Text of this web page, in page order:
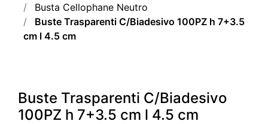
Busta Cellophane Neutro
Buste Trasparenti C/Biadesivo 100PZ h 7+3.5
cm l 4.5 cm
Buste Trasparenti C/Biadesivo
100PZ h 7+3.5 cm l 4.5 cm